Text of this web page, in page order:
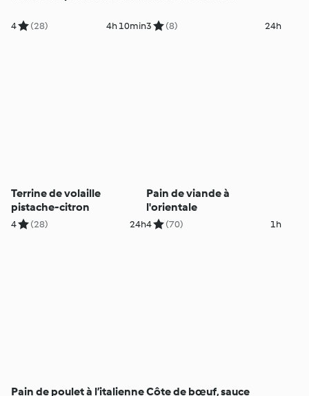
4 (28) 4h 10min3 (8) 24h
Terrine de volaille
pistache-citron
4 (28) 24h
Pain de viande à
l'orientale
4 (70) 1h
Pain de poulet à l’italienneCôte de bœuf, sauce